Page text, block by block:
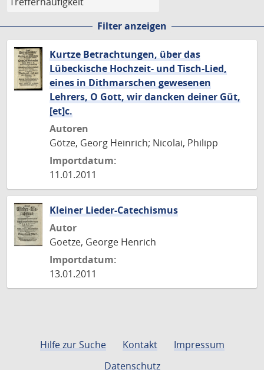
Filter anzeigen
Kurtze Betrachtungen, über das
Lübeckische Hochzeit- und Tisch-Lied,
eines in Dithmarschen gewesenen
Lehrers, O Gott, wir dancken deiner Güt,
[et]c.
Autoren
Götze, Georg Heinrich; Nicolai, Philipp
Importdatum:
11.01.2011
Kleiner Lieder-Catechismus
Autor
Goetze, George Henrich
Importdatum:
13.01.2011
Hilfe zur Suche Kontakt
Impressum
Datenschutz